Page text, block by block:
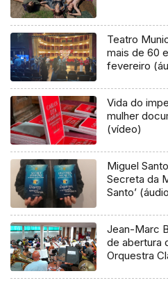
Teatro
mais de 60
fevereiro
Vida do
mulher
(vídeo)
Miguel
Secreta da
Santo’
Jean-Marc
de abertura
Orquestra